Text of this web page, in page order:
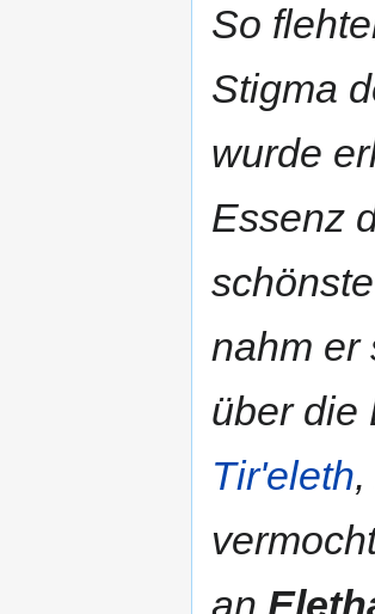
So
Stigma
wurde
Essenz
nahm er
über die
Tir'eleth